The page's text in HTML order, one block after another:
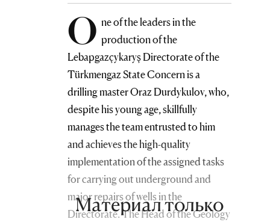
O ne of the leaders in the
production of the
Lebapgazçykaryş Directorate of the
Türkmengaz State Concern is a
drilling master Oraz Durdykulov, who,
despite his young age, skillfully
manages the team entrusted to him
and achieves the high-quality
implementation of the assigned tasks
for carrying out underground and
major repairs of wells in the
Directorate. The Head of the Geology
Материал только